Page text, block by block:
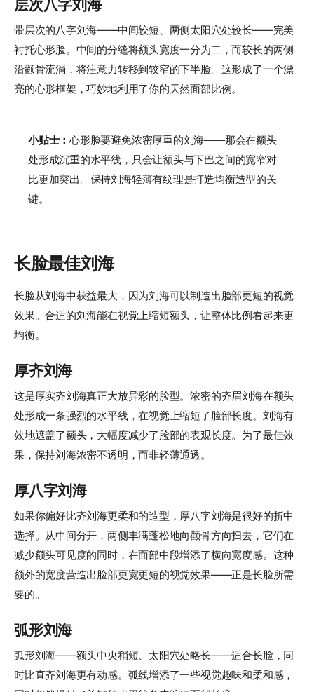
层次八字刘海
带层次的八字刘海——中间较短、两侧太阳穴处较长——完美
衬托心形脸。中间的分缝将额头宽度一分为二，而较长的两侧
沿颧骨流淌，将注意力转移到较窄的下半脸。这形成了一个漂
亮的心形框架，巧妙地利用了你的天然面部比例。
小贴士：心形脸要避免浓密厚重的刘海——那会在额头
处形成沉重的水平线，只会让额头与下巴之间的宽窄对
比更加突出。保持刘海轻薄有纹理是打造均衡造型的关
键。
长脸最佳刘海
长脸从刘海中获益最大，因为刘海可以制造出脸部更短的视觉
效果。合适的刘海能在视觉上缩短额头，让整体比例看起来更
均衡。
厚齐刘海
这是厚实齐刘海真正大放异彩的脸型。浓密的齐眉刘海在额头
处形成一条强烈的水平线，在视觉上缩短了脸部长度。刘海有
效地遮盖了额头，大幅度减少了脸部的表观长度。为了最佳效
果，保持刘海浓密不透明，而非轻薄通透。
厚八字刘海
如果你偏好比齐刘海更柔和的造型，厚八字刘海是很好的折中
选择。从中间分开，两侧丰满蓬松地向颧骨方向扫去，它们在
减少额头可见度的同时，在面部中段增添了横向宽度感。这种
额外的宽度营造出脸部更宽更短的视觉效果——正是长脸所需
要的。
弧形刘海
弧形刘海——额头中央稍短、太阳穴处略长——适合长脸，同
时比直齐刘海更有动感。弧线增添了一些视觉趣味和柔和感，